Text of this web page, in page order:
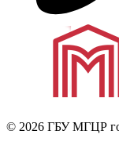
© 2026 ГБУ МГЦР